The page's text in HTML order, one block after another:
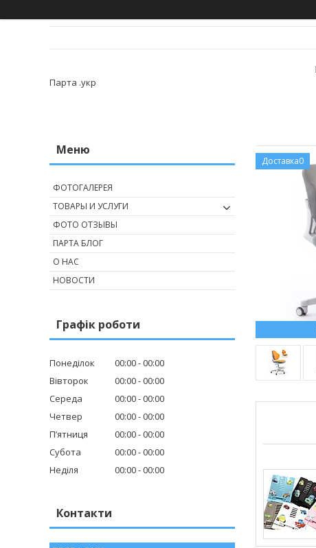
Парта .укр
Доставка0
ФОТОГАЛЕРЕЯ
ТОВАРЫ И УСЛУГИ
ФОТО ОТЗЫВЫ
ПАРТА БЛОГ
О НАС
НОВОСТИ
Графік роботи
Понеділок 00:00 00:00
Вівторок
00:00 00:00
Середа
00:00 00:00
Четвер
00:00 00:00
Пʼятниця
00:00 00:00
Субота
00:00 00:00
Неділя
00:00 00:00
Контакти